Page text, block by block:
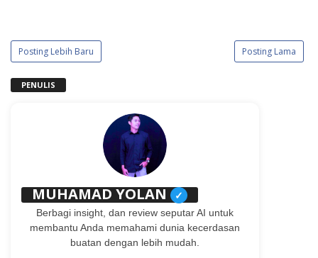
Posting Lebih Baru Posting Lama
PENULIS
MUHAMAD YOLAN ✓
Berbagi insight, dan review seputar AI untuk
membantu Anda memahami dunia kecerdasan
buatan dengan lebih mudah.